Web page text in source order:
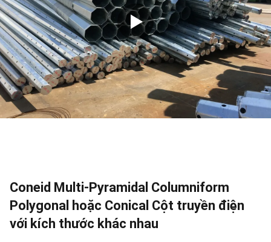
Coneid Multi-Pyramidal Columniform
Polygonal hoặc Conical Cột truyền điện
với kích thước khác nhau